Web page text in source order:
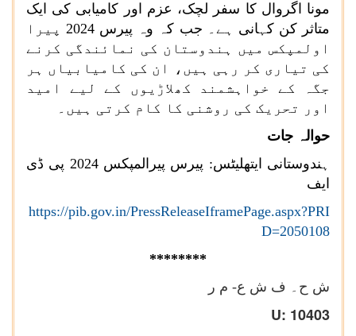
مونا اگروال کا سفر لچک، عزم اور کامیابی کی ایک
متاثر کن کہانی ہے۔ جب کہ وہ پیرس 2024 پیرا
اولمپکس میں ہندوستان کی نمائندگی کرنے
کی تیاری کر رہی ہیں، ان کی کامیابیاں ہر
جگہ کے خواہشمند کھلاڑیوں کے لیے امید
اور تحریک کی روشنی کا کام کرتی ہیں۔
حوالہ جات
ہندوستانی ایتھلیٹس: پیرس پیرالمپکس 2024 پی ڈی
ایف
https://pib.gov.in/PressReleaseIframePage.aspx?PRI
D=2050108
********
ش ح۔ ف ش ع- م ر
U: 10403